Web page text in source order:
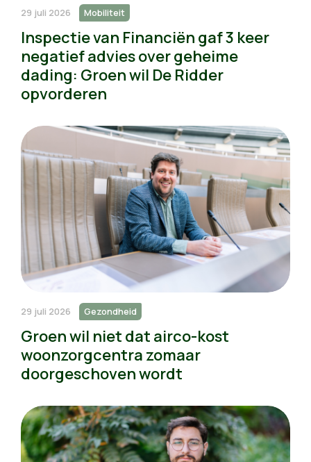
29 juli 2026 Mobiliteit
Inspectie van Financiën gaf 3 keer
negatief advies over geheime
dading: Groen wil De Ridder
opvorderen
29 juli 2026 Gezondheid
Groen wil niet dat airco-kost
woonzorgcentra zomaar
doorgeschoven wordt